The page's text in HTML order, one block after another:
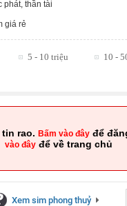
phát, thần tài
giá rẻ
5 - 10 triệu 10 -
rao. Bấm vào đâyđể
vào đây để về trang chủ
Xem sim phong thuỷ